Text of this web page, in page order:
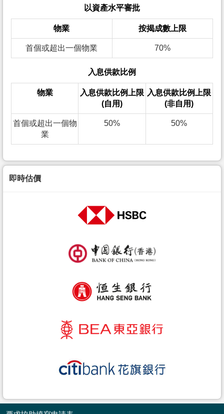
以資產水平審批
物業 按揭成數上限
首個或超出一個物業 70%
入息供款比例
物業
入息供款比例上限
(自用)
入息供款比例上限
(非自用)
首個或超出一個物
業
50% 50%
即時估價